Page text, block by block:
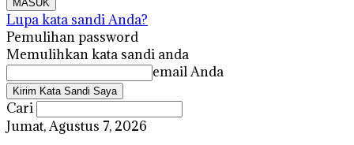
Lupa kata sandi Anda?
Pemulihan password
Memulihkan kata sandi anda
email Anda
Cari
Jumat, Agustus 7, 2026